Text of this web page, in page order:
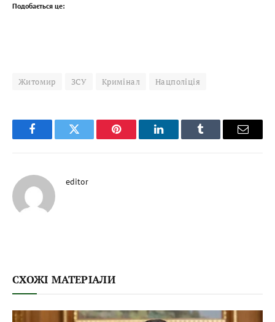
Подобається це:
Житомир ЗСУ Кримінал Нацполіція
FacebookTwitter Pinterest LinkedInTumblr Email
editor
СХОЖІ МАТЕРІАЛИ